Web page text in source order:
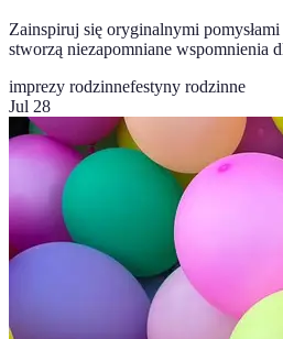
Zainspiruj się oryginalnymi
stworzą niezapomniane wspomnienia
imprezy rodzinnefestyny rodzinne
Jul 28